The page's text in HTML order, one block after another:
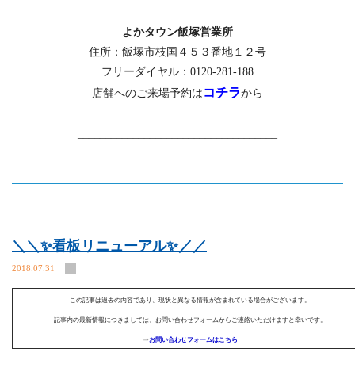
よかタウン飯塚営業所
住所：飯塚市枝国４５３番地１２号
フリーダイヤル：0120-281-188
店舗へのご来場予約は コチラから
＼＼✨看板リニューアル✨／／
2018.07.31
この記事は過去の内容であり、現状と異なる情報が含まれている場合がございます。
記事内の最新情報につきましては、お問い合わせフォームからご連絡いただけますと幸いです。
⇒お問い合わせフォームはこちら